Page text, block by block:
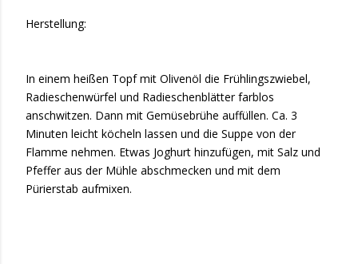
Herstellung:
In einem heißen Topf mit Olivenöl die Frühlingszwiebel,
Radieschenwürfel und Radieschenblätter farblos
anschwitzen. Dann mit Gemüsebrühe auffüllen. Ca. 3
Minuten leicht köcheln lassen und die Suppe von der
Flamme nehmen. Etwas Joghurt hinzufügen, mit Salz und
Pfeffer aus der Mühle abschmecken und mit dem
Pürierstab aufmixen.